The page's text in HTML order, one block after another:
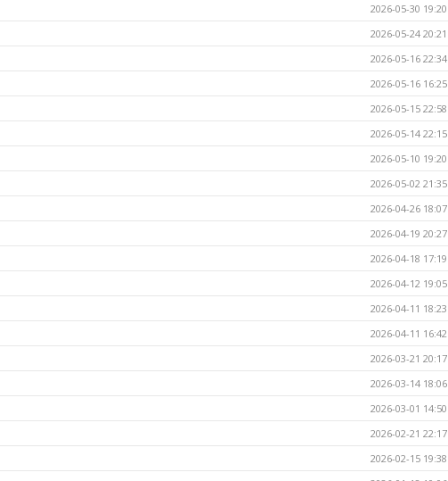
2026-05-30 19:20
2026-05-24 20:21
2026-05-16 22:34
2026-05-16 16:25
2026-05-15 22:58
2026-05-14 22:15
2026-05-10 19:20
2026-05-02 21:35
2026-04-26 18:07
2026-04-19 20:27
2026-04-18 17:19
2026-04-12 19:05
2026-04-11 18:23
2026-04-11 16:42
2026-03-21 20:17
2026-03-14 18:06
2026-03-01 14:50
2026-02-21 22:17
2026-02-15 19:38